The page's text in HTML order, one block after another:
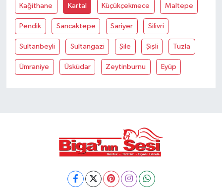
Kağithane Kartal Küçükçekmece Maltepe
Pendik Sancaktepe Sariyer Silivri
Sultanbeyli Sultangazi Şile Şişli Tuzla
Ümraniye Üsküdar Zeytinburnu Eyüp